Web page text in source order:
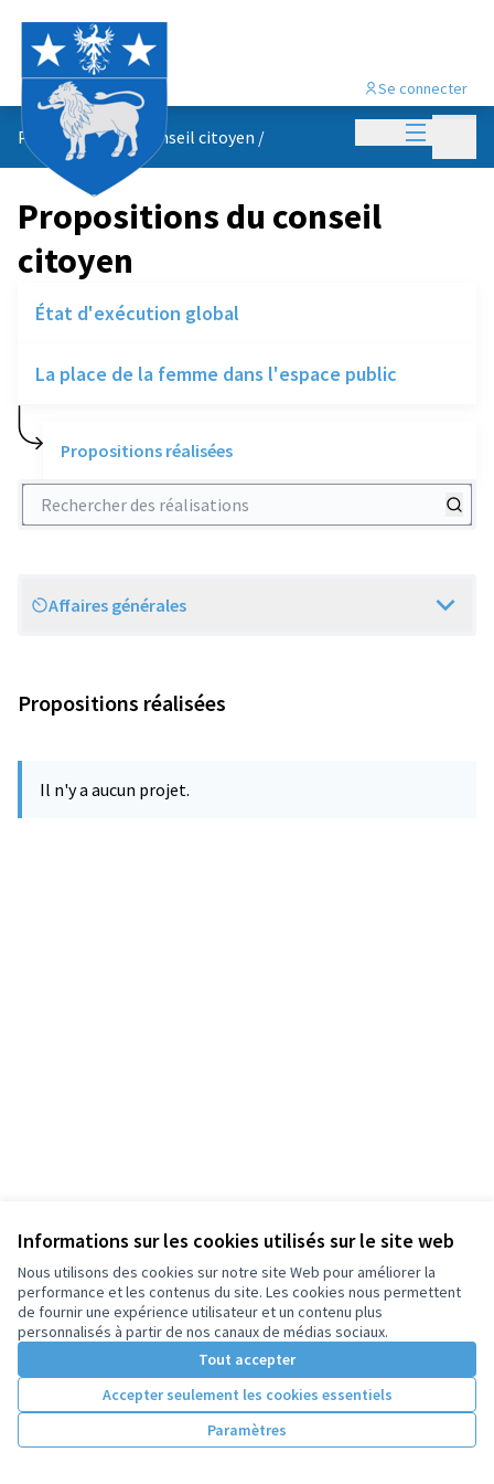
Informations sur les cookies utilisés sur le site web
Nous utilisons des cookies sur notre site Web pour améliorer la
performance et les contenus du site. Les cookies nous permettent
de fournir une expérience utilisateur et un contenu plus
personnalisés à partir de nos canaux de médias sociaux.
Tout accepter
Accepter seulement les cookies essentiels
Paramètres
Menu
Se connecter
Propositions du conseil citoyen /
Propositions du conseil
citoyen
État d'exécution global
La place de la femme dans l'espace public
Propositions réalisées
Rechercher des réalisations
Scope
Affaires générales
Propositions réalisées
Il n'y a aucun projet.